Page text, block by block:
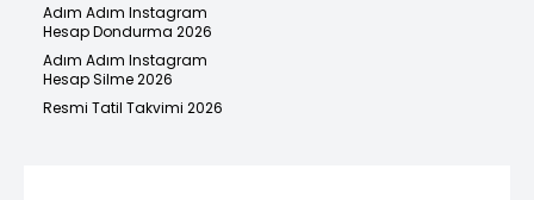
Adım Adım Instagram
Hesap Dondurma 2026
Adım Adım Instagram
Hesap Silme 2026
Resmi Tatil Takvimi 2026